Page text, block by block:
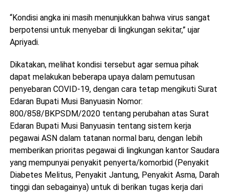
“Kondisi angka ini masih menunjukkan bahwa virus sangat
berpotensi untuk menyebar di lingkungan sekitar,” ujar
Apriyadi.
Dikatakan, melihat kondisi tersebut agar semua pihak
dapat melakukan beberapa upaya dalam pemutusan
penyebaran COVID-19, dengan cara tetap mengikuti Surat
Edaran Bupati Musi Banyuasin Nomor:
800/858/BKPSDM/2020 tentang perubahan atas Surat
Edaran Bupati Musi Banyuasin tentang sistem kerja
pegawai ASN dalam tatanan normal baru, dengan lebih
memberikan prioritas pegawai di lingkungan kantor Saudara
yang mempunyai penyakit penyerta/komorbid (Penyakit
Diabetes Melitus, Penyakit Jantung, Penyakit Asma, Darah
tinggi dan sebagainya) untuk di berikan tugas kerja dari